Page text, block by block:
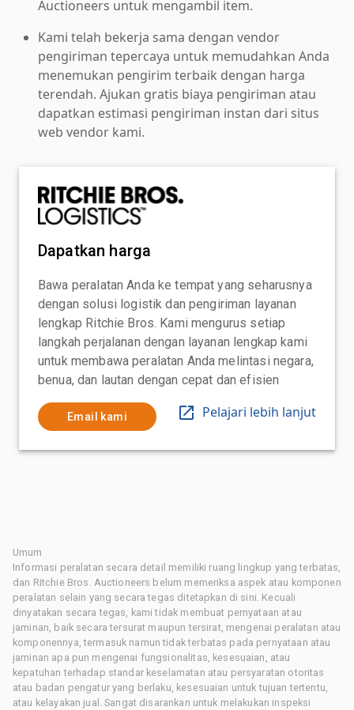
Auctioneers untuk mengambil item.
Kami telah bekerja sama dengan vendor
pengiriman tepercaya untuk memudahkan Anda
menemukan pengirim terbaik dengan harga
terendah. Ajukan gratis biaya pengiriman atau
dapatkan estimasi pengiriman instan dari situs
web vendor kami.
Dapatkan harga
Bawa peralatan Anda ke tempat yang seharusnya
dengan solusi logistik dan pengiriman layanan
lengkap Ritchie Bros. Kami mengurus setiap
langkah perjalanan dengan layanan lengkap kami
untuk membawa peralatan Anda melintasi negara,
benua, dan lautan dengan cepat dan efisien
Email kami Pelajari lebih lanjut
Umum
Informasi peralatan secara detail memiliki ruang lingkup yang terbatas,
dan Ritchie Bros. Auctioneers belum memeriksa aspek atau komponen
peralatan selain yang secara tegas ditetapkan di sini. Kecuali
dinyatakan secara tegas, kami tidak membuat pernyataan atau
jaminan, baik secara tersurat maupun tersirat, mengenai peralatan atau
komponennya, termasuk namun tidak terbatas pada pernyataan atau
jaminan apa pun mengenai fungsionalitas, kesesuaian, atau
kepatuhan terhadap standar keselamatan atau persyaratan otoritas
atau badan pengatur yang berlaku, kesesuaian untuk tujuan tertentu,
atau kelayakan jual. Sangat disarankan untuk melakukan inspeksi